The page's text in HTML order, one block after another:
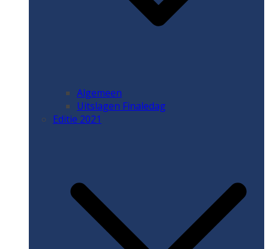
Algemeen
Uitslagen Finaledag
Editie 2021